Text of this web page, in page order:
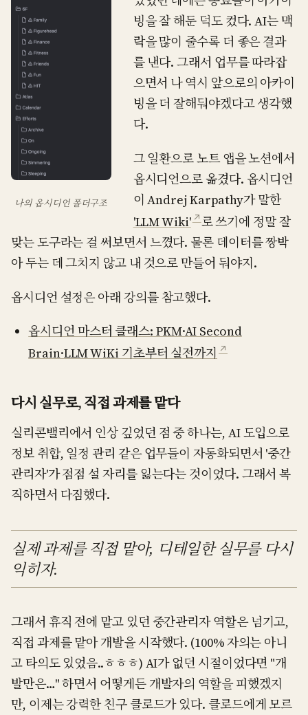
나의 옵시디언 폴더구조
빙을 잘 해둔 덕도 컸다. AI는 맥
락을 많이 줄수록 더 좋은 결과
를 낸다. 그래서 업무를 따라잡
으면서 나 역시 앞으로의 아카이
빙을 더 잘해둬야겠다고 생각했
다.
그 일환으로 노트 앱을 노션에서
옵시디언으로 옮겼다. 옵시디언
이 Andrej Karpathy가 말한
'LLM Wiki' ↗로 쓰기에 정말 잘
맞는 도구라는 걸 써보면서 느꼈다. 물론 데이터를 짱박
아 두는 데 그치지 않고 내 것으로 만들어 둬야지.
옵시디언 설정은 아래 강의를 참고했다.
옵시디언 마스터 클래스: PKM·AI Second
Brain·LLM WiKi 기초부터 실전까지 ↗
다시 실무로, 직접 과제를 맡다
실리콘밸리에서 인상 깊었던 점 중 하나는, AI 도입으로
정보 취합, 일정 관리 같은 업무들이 자동화되면서 '중간
관리자'가 점점 설 자리를 잃는다는 것이었다. 그래서 복
직하면서 다짐했다.
실제 과제를 직접 맡아, 디테일한 실무를 다시
익히자.
그래서 휴직 전에 맡고 있던 중간관리자 역할은 넘기고,
직접 과제를 맡아 개발을 시작했다. (100% 자의는 아니
고 타의도 있었음..ㅎㅎㅎ) AI가 없던 시절이었다면 "개
발만은…" 하면서 어떻게든 개발자의 역할을 피했겠지
만, 이제는 강력한 친구 클로드가 있다. 클로드에게 모르